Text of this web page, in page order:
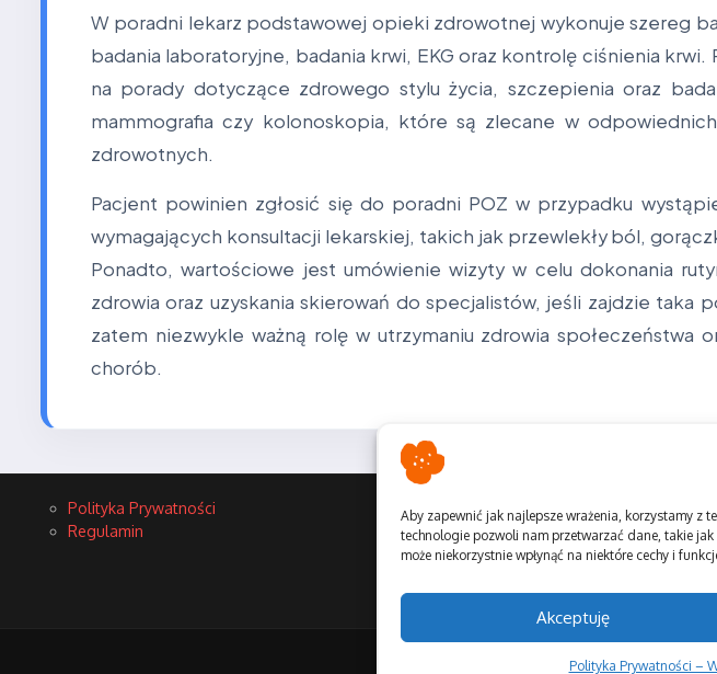
Aby zapewnić jak najlepsze wrażenia, korzystamy
technologie pozwoli nam przetwarzać dane, takie
może niekorzystnie wpłynąć na niektóre cechy i
Akceptuję
Polityka Prywatności –
W poradni lekarz podstawowej opieki zdrowotnej wykonuje szereg
badania laboratoryjne, badania krwi, EKG oraz kontrolę ciśnienia
na porady dotyczące zdrowego stylu życia, szczepienia oraz
mammografia czy kolonoskopia, które są zlecane w
zdrowotnych.
Pacjent powinien zgłosić się do poradni POZ w przypadku
wymagających konsultacji lekarskiej, takich jak przewlekły ból,
Ponadto, wartościowe jest umówienie wizyty w celu dokonania
zdrowia oraz uzyskania skierowań do specjalistów, jeśli zajdzie taka
zatem niezwykle ważną rolę w utrzymaniu zdrowia społeczeństwa
chorób.
Polityka Prywatności
Regulamin
Copyright © 2026 Tryskaj